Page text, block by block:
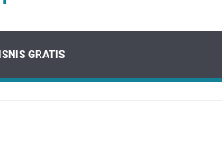
GRATIS